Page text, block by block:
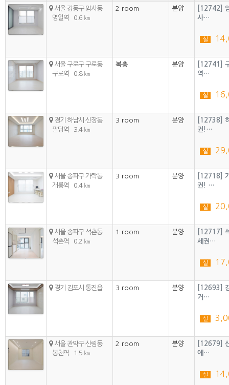
서울 강동구 암사동
명일역
0.6 ㎞
2 room 분양
[12742]
사…
실
서울 구로구 구로동
구로역
0.8 ㎞
복층 분양
[12741]
역…
실
경기 하남시 신장동
팔당역
3.4 ㎞
3 room 분양
[12738]
권!…
실
서울 송파구 가락동
개롱역
0.4 ㎞
3 room 분양
[12718]
권! …
실
서울 송파구 석촌동
석촌역
0.2 ㎞
1 room 분양
[12717]
세권…
실
경기 김포시 통진읍 3 room 분양
[12693]
거…
실
서울 관악구 신림동
봉천역
1.5 ㎞
2 room 분양
[12679]
에…
실